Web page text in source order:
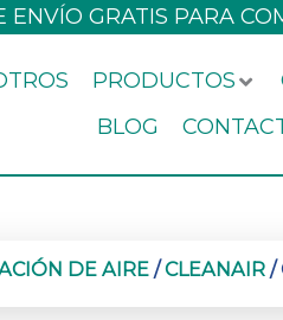
ENVÍO GRATIS PARA
PRODUCTOS
BLOG
DE AIRE /CLEANAIR /